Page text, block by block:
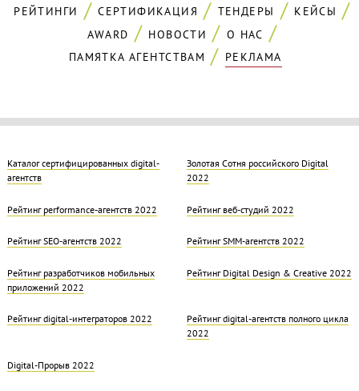
РЕЙТИНГИ СЕРТИФИКАЦИЯ ТЕНДЕРЫ
КЕЙСЫ
AWARD
НОВОСТИ
О НАС
ПАМЯТКА АГЕНТСТВАМ
РЕКЛАМА
Каталог сертифицированных digital-
агентств
Золотая Cотня российского Digital
2022
Рейтинг performance-агентств 2022 Рейтинг веб-студий 2022
Рейтинг SEO-агентств 2022 Рейтинг SMM-агентств 2022
Рейтинг разработчиков мобильных
приложений 2022
Рейтинг Digital Design & Creative 2022
Рейтинг digital-интеграторов 2022
Рейтинг digital-агентств полного цикла
2022
Digital-Прорыв 2022